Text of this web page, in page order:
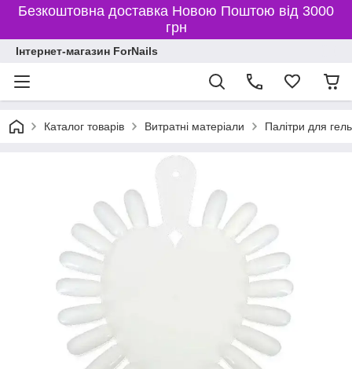
Безкоштовна доставка Новою Поштою від 3000
грн
Інтернет-магазин ForNails
Каталог товарів Витратні матеріали Палітри для